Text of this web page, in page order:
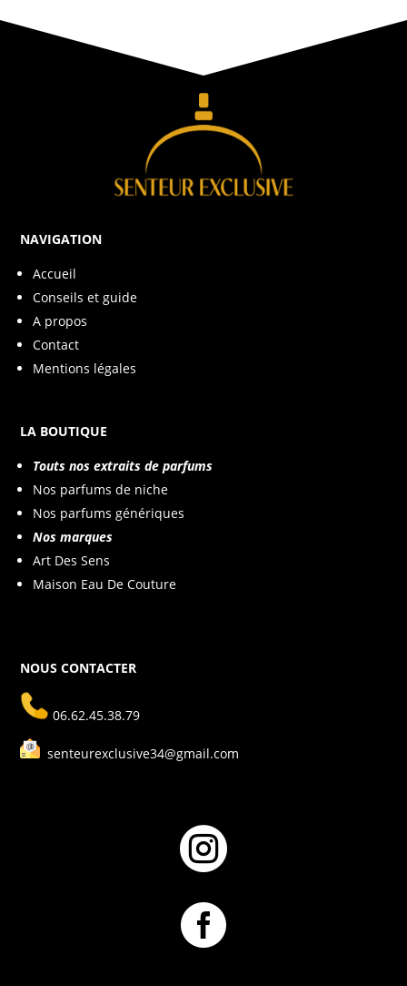
NAVIGATION
Accueil
Conseils et guide
A propos
Contact
Mentions légales
LA BOUTIQUE
Touts nos extraits de parfums
Nos parfums de niche
Nos parfums génériques
Nos marques
Art Des Sens
Maison Eau De Couture
NOUS CONTACTER
06.62.45.38.79
senteurexclusive34@gmail.com

